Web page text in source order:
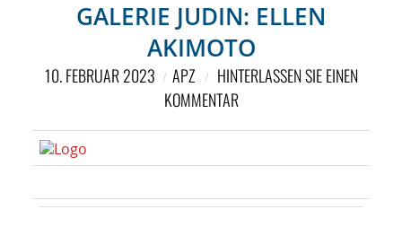
MAGAZIN
ÜBER UNS
NETZWERK
SPONSORING
GALERIE JUDIN: ELLEN
AKIMOTO
10. FEBRUAR 2023 APZ
HINTERLASSEN SIE EINEN
KOMMENTAR